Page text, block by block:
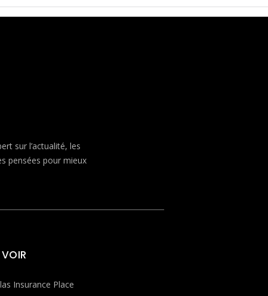
sur l’actualité, les
pensées pour mieux
Insurance Place